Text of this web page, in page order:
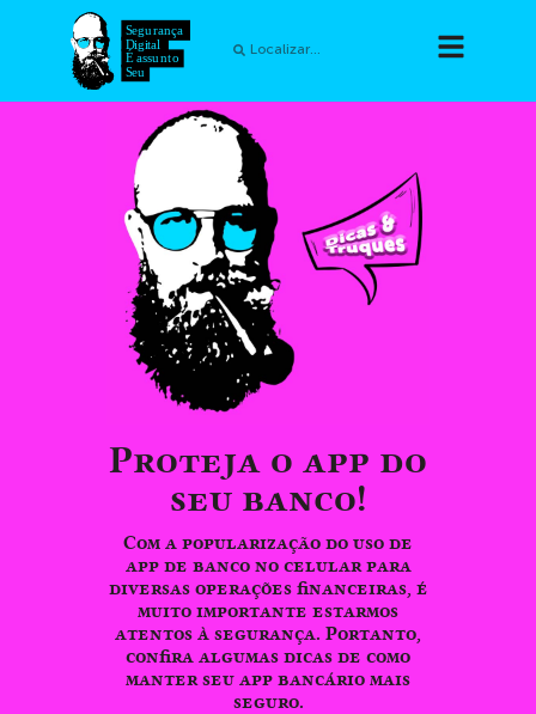
Proteja o app do
seu banco!
Com a popularização do uso de
app de banco no celular para
diversas operações financeiras, é
muito importante estarmos
atentos à segurança. Portanto,
confira algumas dicas de como
manter seu app bancário mais
seguro.